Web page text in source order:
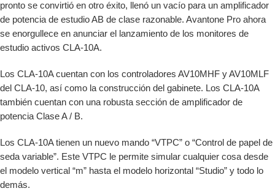
pronto se convirtió en otro éxito, llenó un vacío para un amplificador
de potencia de estudio AB de clase razonable. Avantone Pro ahora
se enorgullece en anunciar el lanzamiento de los monitores de
estudio activos CLA-10A.
Los CLA-10A cuentan con los controladores AV10MHF y AV10MLF
del CLA-10, así como la construcción del gabinete. Los CLA-10A
también cuentan con una robusta sección de amplificador de
potencia Clase A / B.
Los CLA-10A tienen un nuevo mando “VTPC” o “Control de papel de
seda variable”. Este VTPC le permite simular cualquier cosa desde
el modelo vertical “m” hasta el modelo horizontal “Studio” y todo lo
demás.